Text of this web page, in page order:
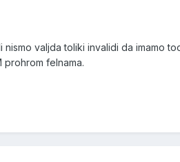
valjda toliki invalidi da imamo
prohrom felnama.